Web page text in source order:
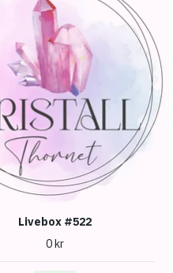
Livebox #522
0 kr